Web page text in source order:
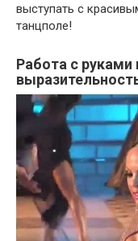
выступать с
танцполе!
Работа с руками